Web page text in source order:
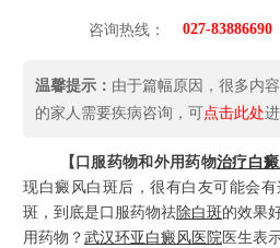
咨询热线： 027-83886690
温馨提示： 由于篇幅原因，很多内
的家人需要疾病咨询，可点击此处
【口服药物和外用药物治疗白
现白癜风白斑后，很有白友可能会
斑，到底是口服药物祛除白斑的效果
用药物？ 武汉环亚白癜风医院 医生表